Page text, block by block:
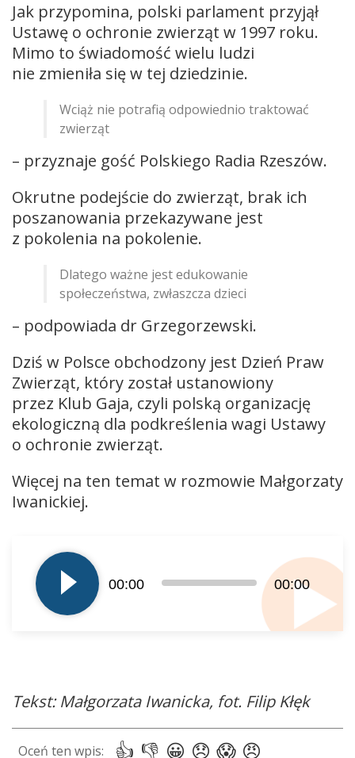
Jak przypomina, polski parlament przyjął
Ustawę o ochronie zwierząt w 1997 roku.
Mimo to świadomość wielu ludzi
nie zmieniła się w tej dziedzinie.
Wciąż nie potrafią odpowiednio traktować
zwierząt
– przyznaje gość Polskiego Radia Rzeszów.
Okrutne podejście do zwierząt, brak ich
poszanowania przekazywane jest
z pokolenia na pokolenie.
Dlatego ważne jest edukowanie
społeczeństwa, zwłaszcza dzieci
– podpowiada dr Grzegorzewski.
Dziś w Polsce obchodzony jest Dzień Praw
Zwierząt, który został ustanowiony
przez Klub Gaja, czyli polską organizację
ekologiczną dla podkreślenia wagi Ustawy
o ochronie zwierząt.
Więcej na ten temat w rozmowie Małgorzaty
Iwanickiej.
plików
dźwiękowych
00:00 00:00
Tekst: Małgorzata Iwanicka, fot. Filip Kłęk